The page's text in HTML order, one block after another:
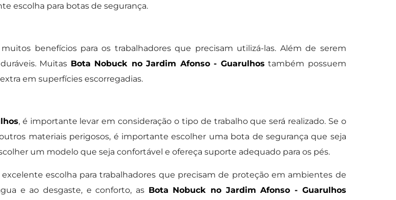
escolha para botas de segurança.
benefícios para os trabalhadores que precisam utilizá-las. Além de serem
Muitas Bota Nobuck no Jardim Afonso - Guarulhos também possuem
em superfícies escorregadias.
, é importante levar em consideração o tipo de trabalho que será realizado. Se o
materiais perigosos, é importante escolher uma bota de segurança que seja
um modelo que seja confortável e ofereça suporte adequado para os pés.
escolha para trabalhadores que precisam de proteção em ambientes de
e ao desgaste, e conforto, as Bota Nobuck no Jardim Afonso - Guarulhos